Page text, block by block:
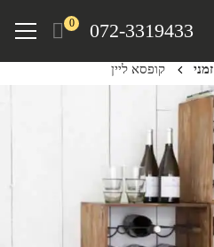
072-3319433
0
Menu
זמני קופסא ליין